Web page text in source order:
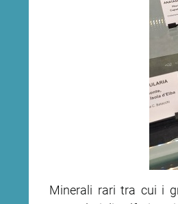
Minerali rari tra cui i